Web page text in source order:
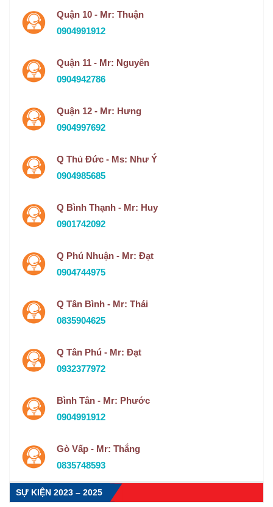
Quận 10 - Mr: Thuận
0904991912
Quận 11 - Mr: Nguyên
0904942786
Quận 12 - Mr: Hưng
0904997692
Q Thủ Đức - Ms: Như Ý
0904985685
Q Bình Thạnh - Mr: Huy
0901742092
Q Phú Nhuận - Mr: Đạt
0904744975
Q Tân Bình - Mr: Thái
0835904625
Q Tân Phú - Mr: Đạt
0932377972
Bình Tân - Mr: Phước
0904991912
Gò Vấp - Mr: Thắng
0835748593
SỰ KIỆN 2023 – 2025